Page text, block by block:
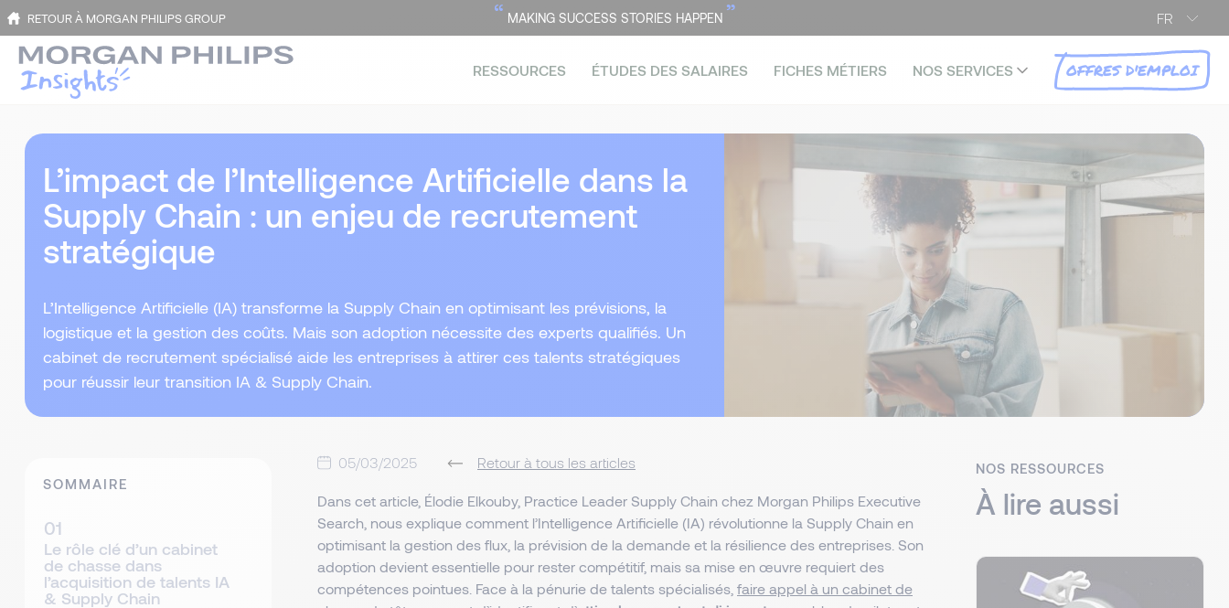
FR
RETOUR À MORGAN PHILIPS GROUP “ MAKING SUCCESS STORIES HAPPEN ”
RESSOURCES ÉTUDES DES SALAIRES FICHES MÉTIERS NOS SERVICES OFFRES D'EMPLOI
L’impact de l’Intelligence Artificielle dans la
Supply Chain : un enjeu de recrutement
stratégique
L’Intelligence Artificielle (IA) transforme la Supply Chain en optimisant les prévisions, la
logistique et la gestion des coûts. Mais son adoption nécessite des experts qualifiés. Un
cabinet de recrutement spécialisé aide les entreprises à attirer ces talents stratégiques
pour réussir leur transition IA & Supply Chain.
05/03/2025 Retour à tous les articles
Dans cet article, Élodie Elkouby, Practice Leader Supply Chain chez Morgan Philips Executive
Search, nous explique comment l’Intelligence Artificielle (IA) révolutionne la Supply Chain en
optimisant la gestion des flux, la prévision de la demande et la résilience des entreprises. Son
adoption devient essentielle pour rester compétitif, mais sa mise en œuvre requiert des
compétences pointues. Face à la pénurie de talents spécialisés, faire appel à un cabinet de
SOMMAIRE
Le rôle clé d’un cabinet
de chasse dans
l’acquisition de talents IA
& Supply Chain
NOS RESSOURCES
À lire aussi